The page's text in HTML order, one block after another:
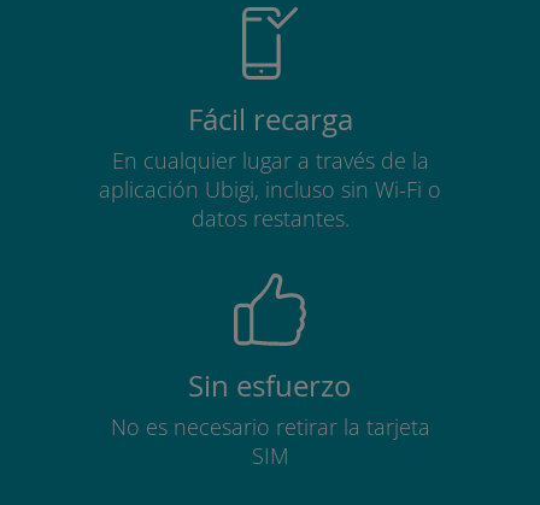
Fácil recarga
En cualquier lugar a través de la
aplicación Ubigi, incluso sin Wi-Fi o
datos restantes.
Sin esfuerzo
No es necesario retirar la tarjeta
SIM